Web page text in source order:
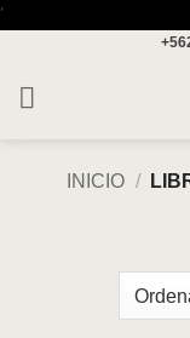
'
INICIO /